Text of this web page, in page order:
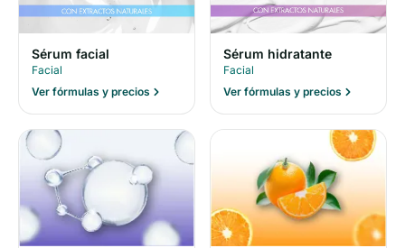
Sérum facial
Facial
Ver fórmulas y precios
Sérum hidratante
Facial
Ver fórmulas y precios